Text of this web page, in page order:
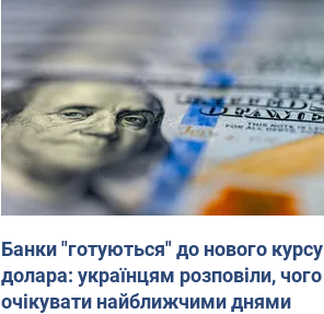
Банки "готуються" до нового курсу
долара: українцям розповіли, чого
очікувати найближчими днями